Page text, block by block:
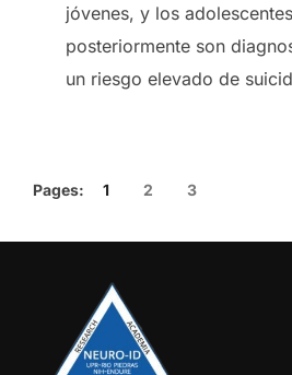
jóvenes, y los
posteriormente son
un riesgo elevado de
Pages: 1 2 3